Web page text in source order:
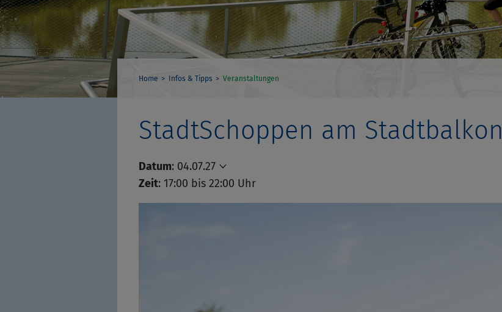
Home Infos & Tipps Veranstaltungen
StadtSchoppen am Stadtbalkon
Datum: 04.07.27
Zeit: 17:00 bis 22:00 Uhr